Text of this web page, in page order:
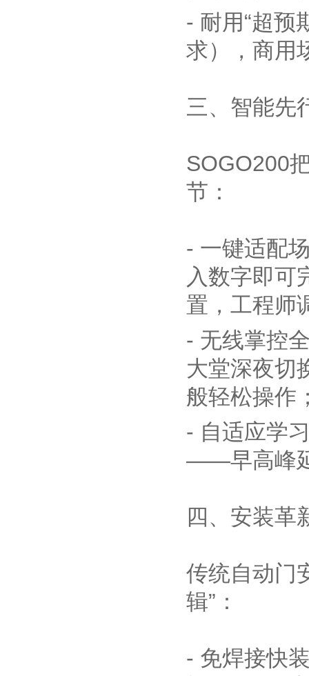
- 耐用“超预
求），商用
三、智能先
SOGO200
节：
- 一键适配
入数字即可
置，工程师
- 无线掌控
大堂深夜切
般轻松操作
- 自适应学
——早高峰延
四、安装革
传统自动门
辑”：
- 免焊接快